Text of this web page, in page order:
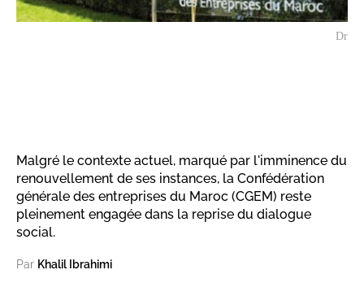
Dr
Malgré le contexte actuel, marqué par l'imminence du
renouvellement de ses instances, la Confédération
générale des entreprises du Maroc (CGEM) reste
pleinement engagée dans la reprise du dialogue
social.
Par Khalil Ibrahimi